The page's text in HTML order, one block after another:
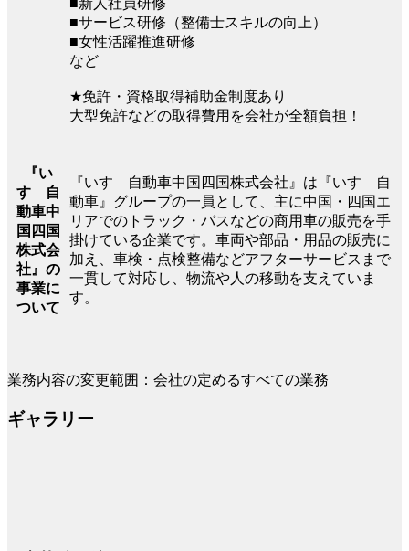
■新人社員研修
■サービス研修（整備士スキルの向上）
■女性活躍推進研修
など
★免許・資格取得補助金制度あり
大型免許などの取得費用を会社が全額負担！
『い
すゞ自
動車中
国四国
株式会
社』の
事業に
ついて
『いすゞ自動車中国四国株式会社』は『いすゞ自
動車』グループの一員として、主に中国・四国エ
リアでのトラック・バスなどの商用車の販売を手
掛けている企業です。車両や部品・用品の販売に
加え、車検・点検整備などアフターサービスまで
一貫して対応し、物流や人の移動を支えていま
す。
業務内容の変更範囲：会社の定めるすべての業務
ギャラリー